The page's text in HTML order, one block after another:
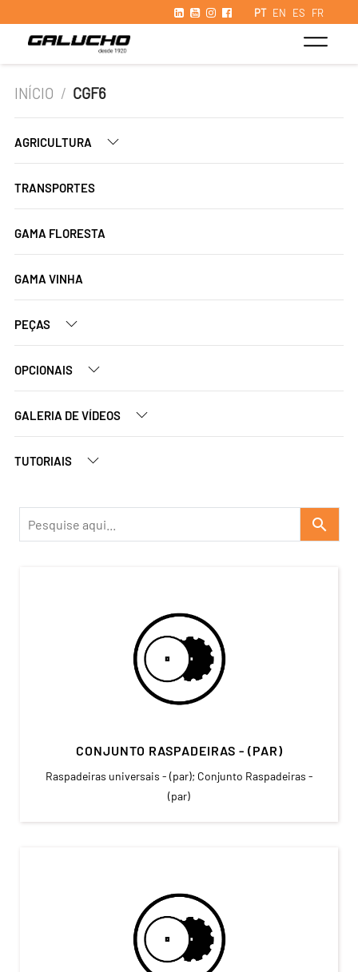
PT EN ES FR
INÍCIO / CGF6
AGRICULTURA
TRANSPORTES
GAMA FLORESTA
GAMA VINHA
PEÇAS
OPCIONAIS
GALERIA DE VÍDEOS
TUTORIAIS
search
CONJUNTO RASPADEIRAS - (PAR)
Raspadeiras universais - (par); Conjunto Raspadeiras -
(par)